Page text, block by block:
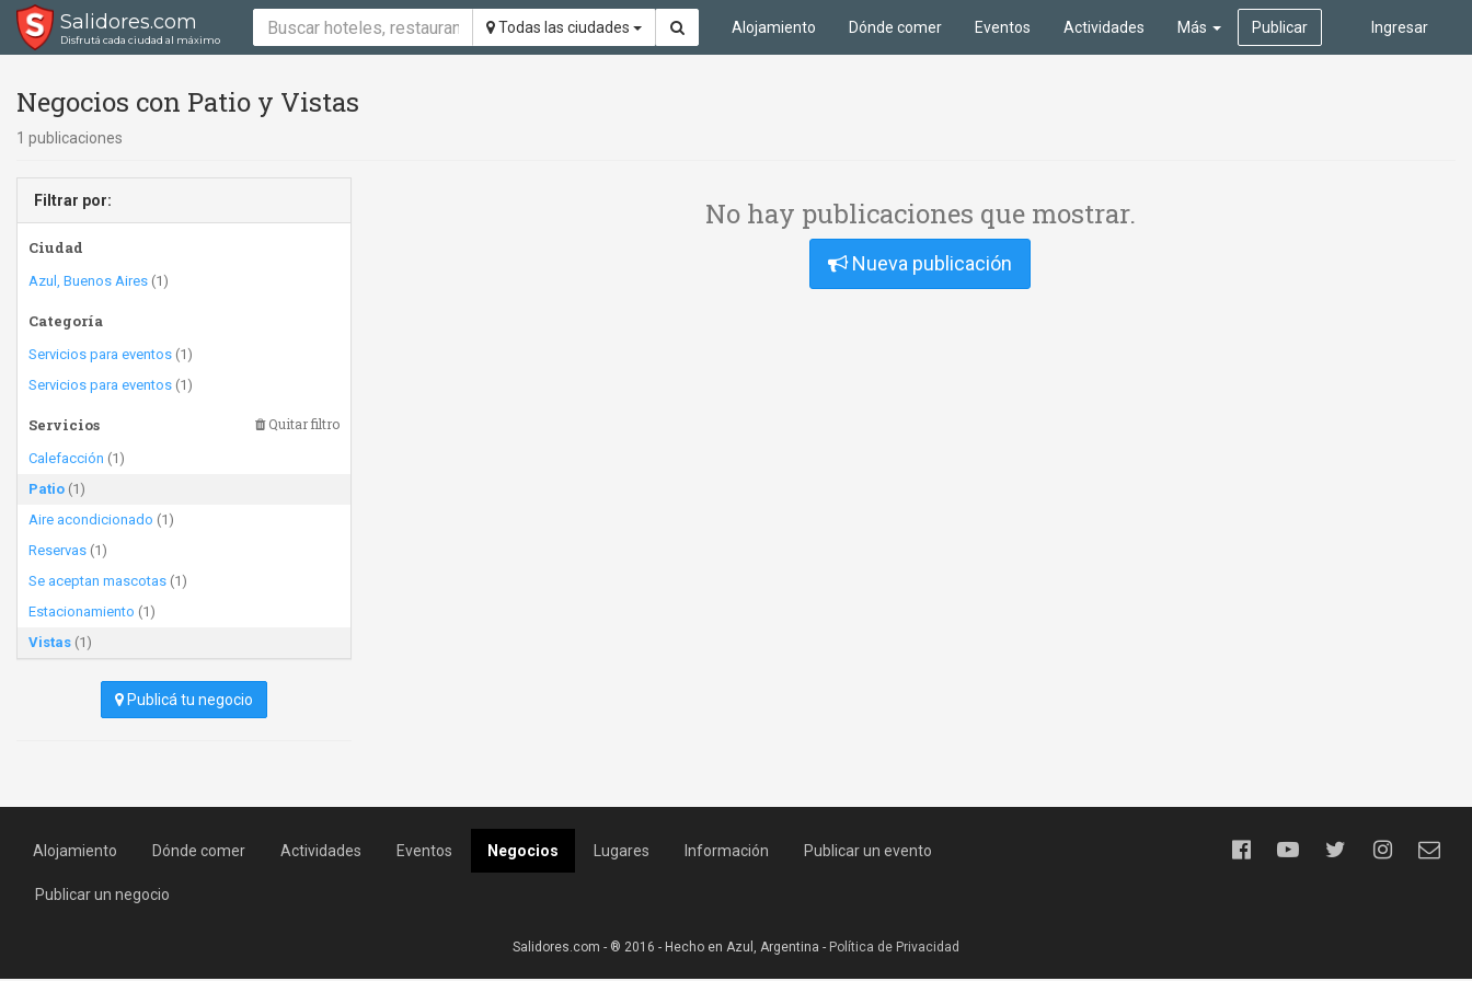
Salidores.com
Disfrutá cada ciudad al máximo
Todas las ciudades Ingresar
Alojamiento Dónde comer Eventos Actividades Más Publicar
Negocios con Patio y Vistas
1 publicaciones
Filtrar por:
Ciudad
Azul, Buenos Aires (1)
Categoría
Servicios para eventos (1)
Servicios para eventos (1)
Servicios Quitar filtro
Calefacción (1)
Patio (1)
Aire acondicionado (1)
Reservas (1)
Se aceptan mascotas (1)
Estacionamiento (1)
Vistas (1)
Publicá tu negocio
No hay publicaciones que mostrar.
Nueva publicación
Alojamiento Dónde comer Actividades Eventos Negocios Lugares Información Publicar un evento
Publicar un negocio
Salidores.com - ® 2016 - Hecho en Azul, Argentina - Política de Privacidad